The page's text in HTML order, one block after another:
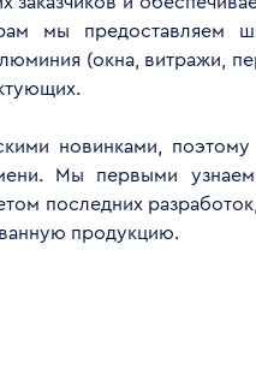
мы предоставляем
(окна, витражи,
новинками,
Мы первыми
последних
продукцию.